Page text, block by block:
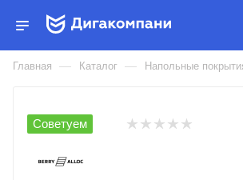
ЛАМИНАТ BERRYALLOC
ВИНИЛ SPC LIVE
Главная — Каталог — Напольные
Советуем